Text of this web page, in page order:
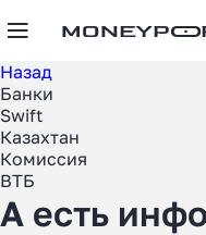
Назад
Банки
Swift
Казахтан
Комиссия
ВТБ
А есть